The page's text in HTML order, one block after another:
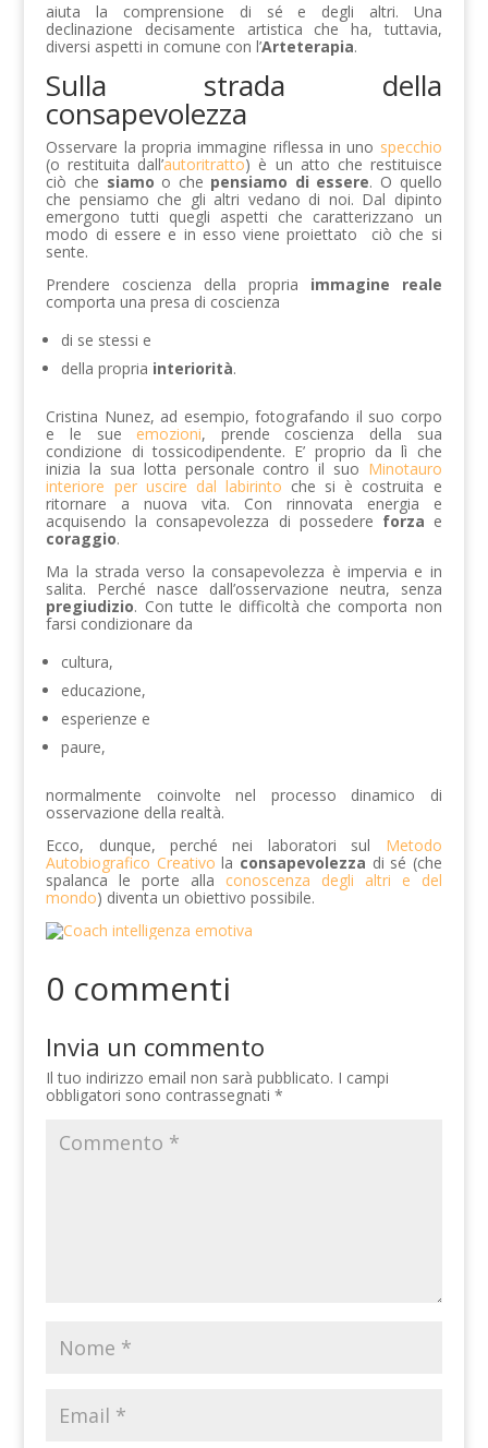
aiuta la comprensione di sé e degli altri. Una
declinazione decisamente artistica che ha, tuttavia,
diversi aspetti in comune con l’Arteterapia.
Sulla strada della
consapevolezza
Osservare la propria immagine riflessa in uno specchio
(o restituita dall’autoritratto) è un atto che restituisce
ciò che siamo o che pensiamo di essere. O quello
che pensiamo che gli altri vedano di noi. Dal dipinto
emergono tutti quegli aspetti che caratterizzano un
modo di essere e in esso viene proiettato ciò che si
sente.
Prendere coscienza della propria immagine
reale
comporta una presa di coscienza
di se stessi e
della propria interiorità.
Cristina Nunez, ad esempio, fotografando il suo corpo
e le sue emozioni, prende coscienza della sua
condizione di tossicodipendente. E’ proprio da lì che
inizia la sua lotta personale contro il suo Minotauro
interiore per uscire dal labirinto che si è costruita e
ritornare a nuova vita. Con rinnovata energia e
acquisendo la consapevolezza di possedere forza e
coraggio.
Ma la strada verso la consapevolezza è impervia e in
salita. Perché nasce dall’osservazione neutra, senza
pregiudizio. Con tutte le difficoltà che comporta non
farsi condizionare da
cultura,
educazione,
esperienze e
paure,
normalmente coinvolte nel processo dinamico di
osservazione della realtà.
Ecco, dunque, perché nei laboratori sul Metodo
Autobiografico Creativo la consapevolezza di sé (che
spalanca le porte alla conoscenza degli altri e del
mondo) diventa un obiettivo possibile.
0 commenti
Invia un commento
Il tuo indirizzo email non sarà pubblicato. I campi
obbligatori sono contrassegnati*